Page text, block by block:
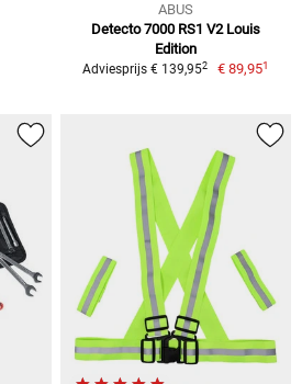
ABUS
Detecto 7000 RS1 V2 Louis
Edition
Adviesprijs € 139,952 € 89,951